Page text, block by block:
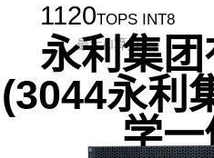
1120TOPS INT8
最大AI算力
永利集团
(3044永利
学